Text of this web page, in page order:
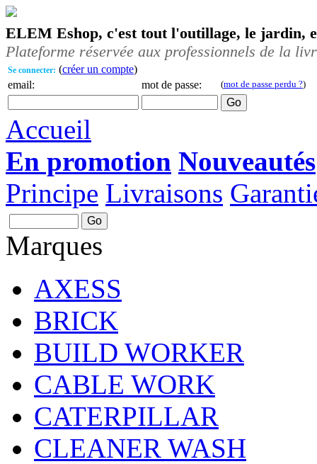
ELEM Eshop, c'est tout l'outillage, le jardin,
Plateforme réservée aux professionnels de la
Se connecter: (créer un compte)
email:
mot de passe: (mot de passe perdu ?)
Accueil
En promotion Nouveautés
Principe Livraisons
Marques
AXESS
BRICK
BUILD WORKER
CABLE WORK
CATERPILLAR
CLEANER WASH